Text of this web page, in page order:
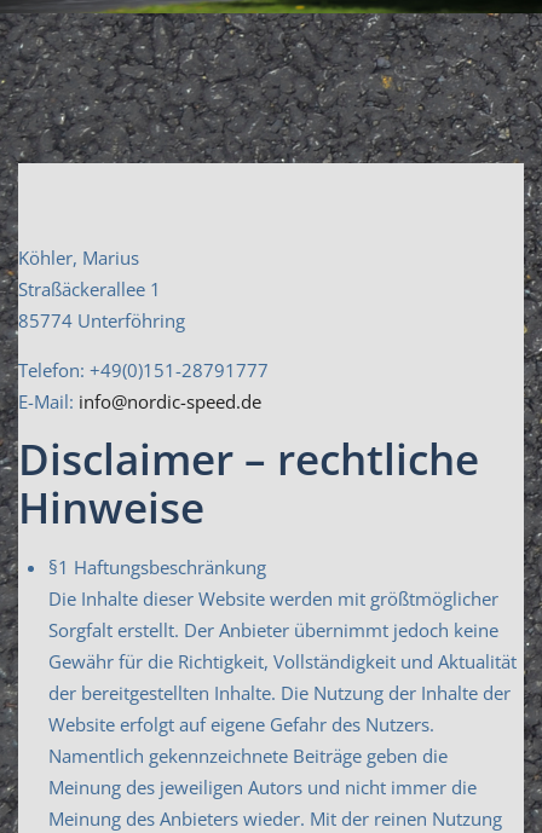
Köhler, Marius
Straßäckerallee 1
85774 Unterföhring
Telefon: +49(0)151-28791777
E-Mail: info@nordic-speed.de
Disclaimer – rechtliche
Hinweise
§1 Haftungsbeschränkung
Die Inhalte dieser Website werden mit größtmöglicher
Sorgfalt erstellt. Der Anbieter übernimmt jedoch keine
Gewähr für die Richtigkeit, Vollständigkeit und Aktualität
der bereitgestellten Inhalte. Die Nutzung der Inhalte der
Website erfolgt auf eigene Gefahr des Nutzers.
Namentlich gekennzeichnete Beiträge geben die
Meinung des jeweiligen Autors und nicht immer die
Meinung des Anbieters wieder. Mit der reinen Nutzung